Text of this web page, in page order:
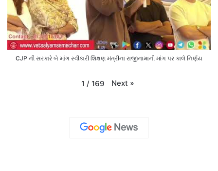
CJP ની સરકારે બે માંગ સ્વીકારી શિક્ષણ મંત્રીના રાજીનામાની માંગ પર કાલે નિર્ણય
1 / 169 Next »